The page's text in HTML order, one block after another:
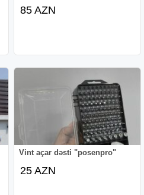
85 AZN
Vint açar dəsti "posenpro"
25 AZN